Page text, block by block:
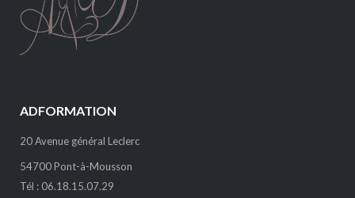
ADFORMATION
20 Avenue général Leclerc
54700 Pont-à-Mousson
Tél : 06.18.15.07.29